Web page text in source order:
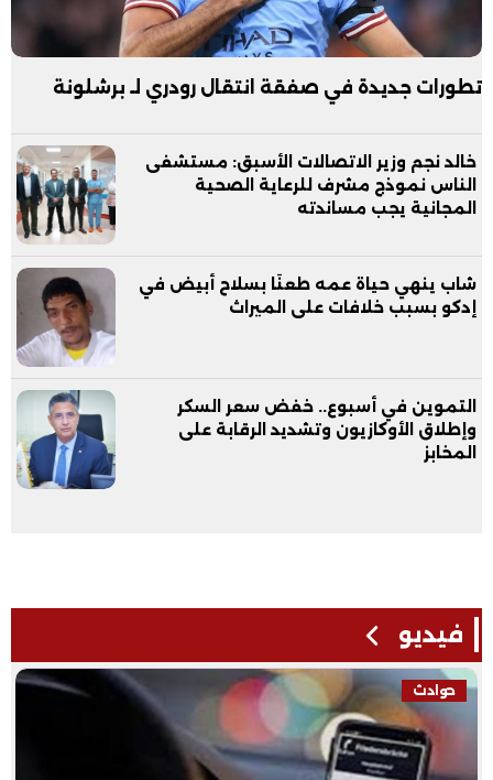
تطورات جديدة في صفقة انتقال رودري لـ برشلونة
خالد نجم وزير الاتصالات الأسبق: مستشفى
الناس نموذج مشرف للرعاية الصحية
المجانية يجب مساندته
شاب ينهي حياة عمه طعنًا بسلاح أبيض في
إدكو بسبب خلافات على الميراث
التموين في أسبوع.. خفض سعر السكر
وإطلاق الأوكازيون وتشديد الرقابة على
المخابز
فيديو
حوادث